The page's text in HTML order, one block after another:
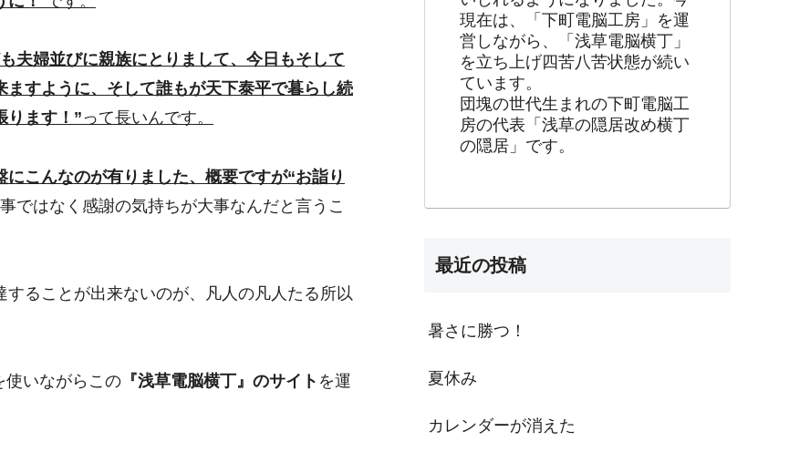
夫婦並びに親族にとりまして、今日もそして
すように、そして誰もが天下泰平で暮らし続
ります！”って長いんです。
こんなのが有りました、概要ですが“お詣り
ではなく感謝の気持ちが大事なんだと言うこ
することが出来ないのが、凡人の凡人たる所以
使いながらこの 『浅草電脳横丁』のサイト を運
現在は、「下町電脳工房」を運
営しながら、「浅草電脳横丁」
を立ち上げ四苦八苦状態が続い
ています。
団塊の世代生まれの下町電脳工
房の代表「浅草の隠居改め横丁
の隠居」です。
最近の投稿
暑さに勝つ！
夏休み
カレンダーが消えた